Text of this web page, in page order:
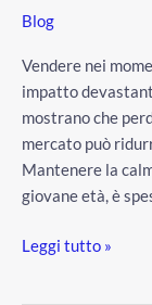
Blog
Vendere nei
impatto
mostrano che
mercato può
Mantenere la
giovane età, è
Leggi tutto »